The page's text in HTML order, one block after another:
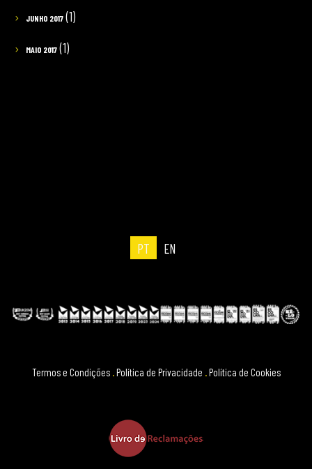
JUNHO 2017(1)
MAIO 2017(1)
PT EN
Termos e Condições Política de Privacidade Política de Cookies